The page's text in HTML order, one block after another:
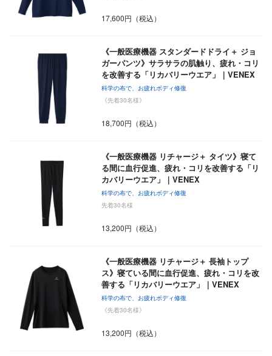
17,600円（税込）
《一般医療機器 スタンダードドライ＋ ジョ
ガーパンツ》サラサラの肌触り、疲れ・コリ
を改善する「リカバリーウエア」｜VENEX
科学の布で、お疲れボディ修復
《先着30名様》
18,700円（税込）
《一般医療機器 リチャージ＋ タイツ》寝て
る間に血行促進、疲れ・コリを改善する「リ
カバリーウエア」｜VENEX
科学の布で、お疲れボディ修復
先着30名様
13,200円（税込）
《一般医療機器 リチャージ＋ 長袖トップ
ス》寝ている間に血行促進、疲れ・コリを改
善する「リカバリーウエア」｜VENEX
科学の布で、お疲れボディ修復
《先着30名様》
13,200円（税込）